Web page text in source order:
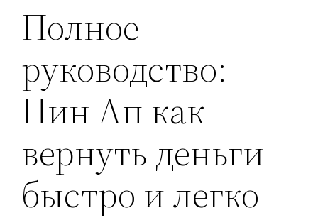
Полное
руководство:
Пин Ап как
вернуть деньги
быстро и легко